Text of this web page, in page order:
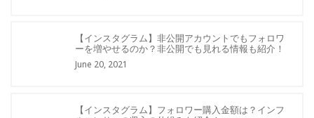
【インスタグラム】非公開アカウントでもフォロワ
ーを増やせるのか？非公開でも見れる情報も紹介！
June 20, 2021
【インスタグラム】フォロワー購入金額は？インフ